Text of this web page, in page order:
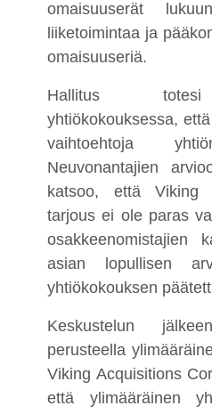
omaisuuserät
liiketoimintaa ja
omaisuuseriä.
Hallitus totesi
yhtiökokouksessa,
vaihtoehtoja
Neuvonantajien
katsoo, että Viking
tarjous ei ole paras
osakkeenomistajien
asian lopullisen
yhtiökokouksen
Keskustelun
perusteella
Viking Acquisitions
että ylimääräinen